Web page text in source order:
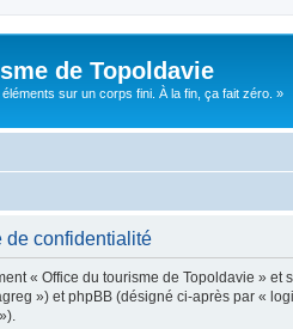
de Topoldavie
sur un corps fini. À la fin, ça fait zéro. »
de confidentialité
« Office du tourisme de Topoldavie »
») et phpBB (désigné ci-après par «